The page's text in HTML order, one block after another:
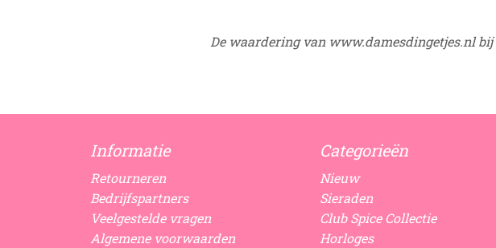
De waardering van www.damesdingetjes.nl bij
Informatie
Retourneren
Bedrijfspartners
Veelgestelde vragen
Algemene voorwaarden
Categorieën
Nieuw
Sieraden
Club Spice Collectie
Horloges